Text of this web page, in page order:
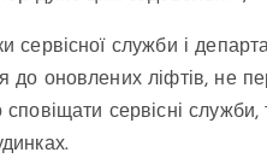
сервісної служби і
до оновлених ліфтів, не
сповіщати сервісні